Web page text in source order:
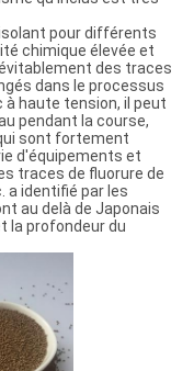
pour différents
chimique élevée et
des traces
dans le processus
haute tension, il peut
pendant la course,
sont fortement
d'équipements et
traces de fluorure de
a identifié par les
au delà de Japonais
la profondeur du